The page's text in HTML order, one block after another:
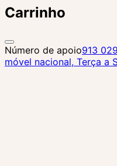
Carrinho
Número de apoio913
móvel nacional, Terça a